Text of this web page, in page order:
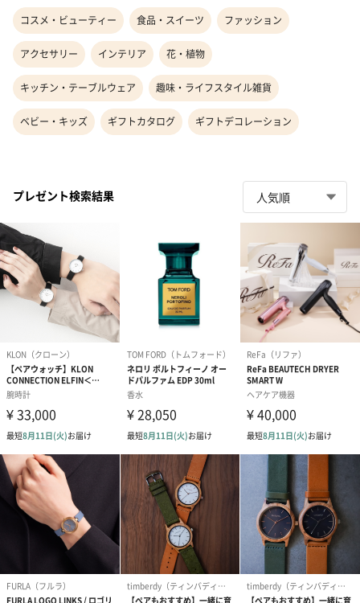
コスメ・ビューティー 食品・スイーツ ファッション
アクセサリー インテリア 花・植物
キッチン・テーブルウェア 趣味・ライフスタイル雑貨
ベビー・キッズ ギフトカタログ ギフトデコレーション
プレゼント検索結果